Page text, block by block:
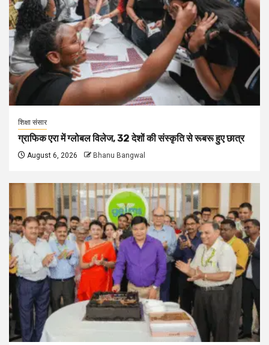
शिक्षा संसार
ग्राफिक एरा में ग्लोबल विलेज, 32 देशों की संस्कृति से रूबरू हुए छात्र
August 6, 2026 Bhanu Bangwal